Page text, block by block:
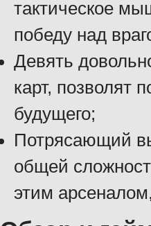
тактическое
победу над
Девять
карт, позволят
будущего;
Потрясающий
общей
этим